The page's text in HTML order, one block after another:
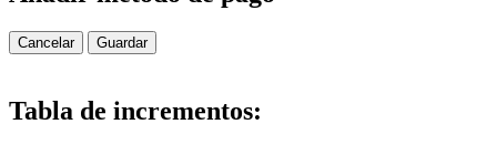
Cancelar Guardar
Tabla de incrementos: